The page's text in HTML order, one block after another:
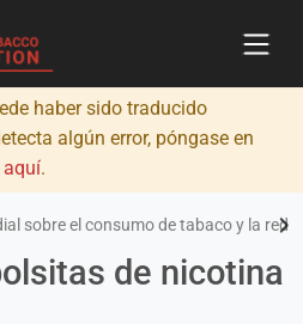
haber sido traducido
algún error, póngase en
aquí.
sobre el consumo de tabaco y la
de nicotina